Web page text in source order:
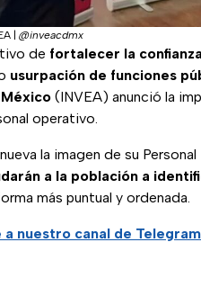
@inveacdmx
de fortalecer la
usurpación de funciones
(INVEA) anunció la
operativo.
la imagen de su
a la población a
más puntual y ordenada.
a nuestro canal de Telegram